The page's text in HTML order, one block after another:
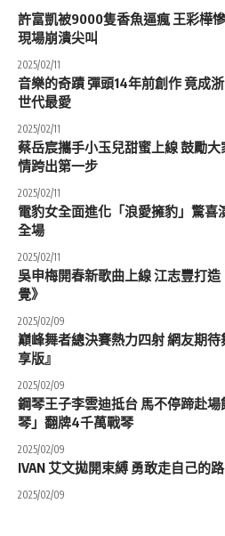
許富凱被9000隻香魚逼瘋 王彩樺
現場崩潰尖叫
2025/02/11
音樂的奇蹟 彈頭14年前創作 竟成
世代最愛
2025/02/11
蔡岳宸攜手小玉兒甜蜜上線 鼓勵大
情跨出第一步
2025/02/11
電豹女全面進化「浪愛擁豹」驚喜
全場
2025/02/11
吳申梅開春新歌曲上線 江志豐打造
覺》
2025/02/09
巔峰舞者總決賽熱力四射 網友期待
享版』
2025/02/09
鋼琴王子李雲迪抵台 馬不停蹄赴場
琴」翻牌4千萬戰琴
2025/02/09
IVAN 艾文拋開束縛 勇敢走自己的路
2025/02/09